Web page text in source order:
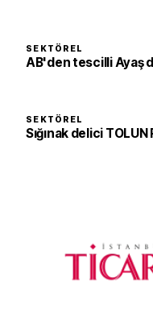
SEKTÖREL
AB'den tescilli Ayaş
SEKTÖREL
Sığınak delici